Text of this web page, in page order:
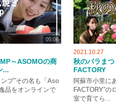
05:06
～ASOMOの商
...
プ”その名も「Aso
品をオンラインで
2021.10.27
秋のバラま
FACTORY
阿蘇市小里に
FACTORY”の
室で育てら...